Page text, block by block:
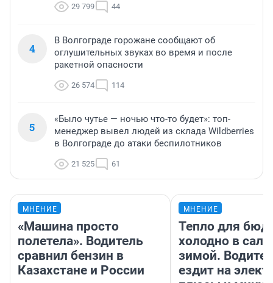
29 799 44
4
В Волгограде горожане сообщают об
оглушительных звуках во время и после
ракетной опасности
26 574 114
5
«Было чутье — ночью что-то будет»: топ-
менеджер вывел людей из склада Wildberries
в Волгограде до атаки беспилотников
21 525 61
МНЕНИЕ
«Машина просто
полетела». Водитель
сравнил бензин в
Казахстане и России
МНЕНИЕ
Тепло для
холодно в
зимой.
ездит на